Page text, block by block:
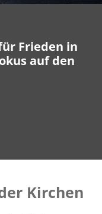
Frieden in
auf den
Kirchen